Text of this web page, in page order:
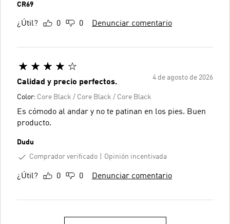
CR69
¿Útil? 0 0 Denunciar comentario
4 de agosto de 2026
Calidad y precio perfectos.
Color: Core Black / Core Black / Core Black
Es cómodo al andar y no te patinan en los pies. Buen
producto.
Dudu
Comprador verificado
Opinión incentivada
¿Útil? 0 0 Denunciar comentario